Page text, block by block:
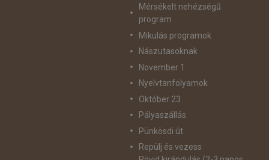
Mérsékelt nehézségű
program
Mikulás programok
Nászutasoknak
November 1
Nyelvtanfolyamok
Október 23
Pályaszállás
Pünkösdi út
Repülj és vezess